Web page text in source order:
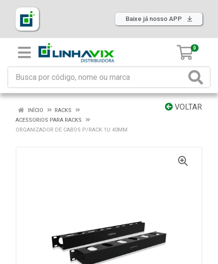
Baixe já nosso APP
0
VOLTAR
INÍCIO
RACKS
ACESSORIOS PARA RACKS
ORGANIZADOR DE CABOS P/RACK 1U 40MM